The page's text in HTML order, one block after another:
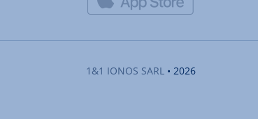
1&1 IONOS SARL• 2026